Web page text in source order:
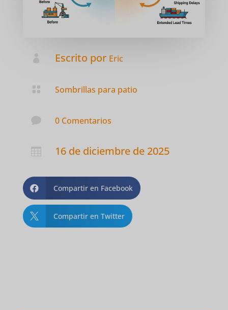
Escrito por Eric
 Sombrillas para patio
 0 Comentarios
 16 de diciembre de 2025
 Compartir en Facebook
 Compartir en Twitter